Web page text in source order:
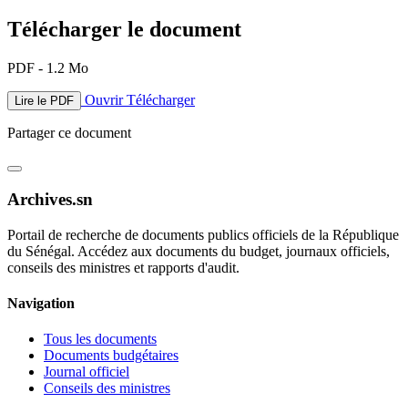
Télécharger le document
PDF - 1.2 Mo
Lire le PDF OuvrirTélécharger
Partager ce document
Archives.sn
Portail de recherche de documents publics officiels de la République
du Sénégal. Accédez aux documents du budget, journaux officiels,
conseils des ministres et rapports d'audit.
Navigation
Tous les documents
Documents budgétaires
Journal officiel
Conseils des ministres